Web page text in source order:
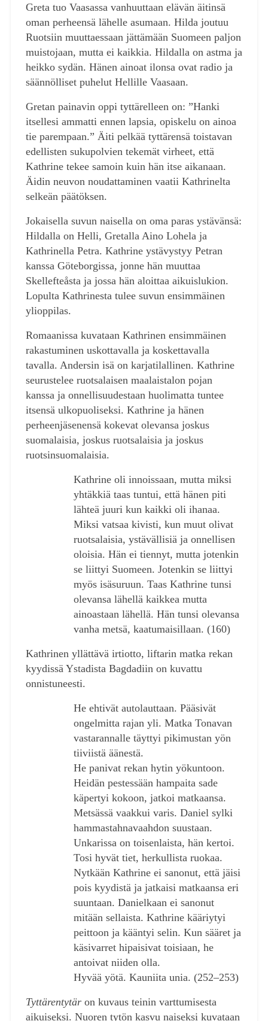
Greta tuo Vaasassa vanhuuttaan elävän äitinsä
oman perheensä lähelle asumaan. Hilda joutuu
Ruotsiin muuttaessaan jättämään Suomeen paljon
muistojaan, mutta ei kaikkia. Hildalla on astma ja
heikko sydän. Hänen ainoat ilonsa ovat radio ja
säännölliset puhelut Hellille Vaasaan.
Gretan painavin oppi tyttärelleen on: ”Hanki
itsellesi ammatti ennen lapsia, opiskelu on ainoa
tie parempaan.” Äiti pelkää tyttärensä toistavan
edellisten sukupolvien tekemät virheet, että
Kathrine tekee samoin kuin hän itse aikanaan.
Äidin neuvon noudattaminen vaatii Kathrinelta
selkeän päätöksen.
Jokaisella suvun naisella on oma paras ystävänsä:
Hildalla on Helli, Gretalla Aino Lohela ja
Kathrinella Petra. Kathrine ystävystyy Petran
kanssa Göteborgissa, jonne hän muuttaa
Skellefteåsta ja jossa hän aloittaa aikuislukion.
Lopulta Kathrinesta tulee suvun ensimmäinen
ylioppilas.
Romaanissa kuvataan Kathrinen ensimmäinen
rakastuminen uskottavalla ja koskettavalla
tavalla. Andersin isä on karjatilallinen. Kathrine
seurustelee ruotsalaisen maalaistalon pojan
kanssa ja onnellisuudestaan huolimatta tuntee
itsensä ulkopuoliseksi. Kathrine ja hänen
perheenjäsenensä kokevat olevansa joskus
suomalaisia, joskus ruotsalaisia ja joskus
ruotsinsuomalaisia.
Kathrine oli innoissaan, mutta miksi
yhtäkkiä taas tuntui, että hänen piti
lähteä juuri kun kaikki oli ihanaa.
Miksi vatsaa kivisti, kun muut olivat
ruotsalaisia, ystävällisiä ja onnellisen
oloisia. Hän ei tiennyt, mutta jotenkin
se liittyi Suomeen. Jotenkin se liittyi
myös isäsuruun. Taas Kathrine tunsi
olevansa lähellä kaikkea mutta
ainoastaan lähellä. Hän tunsi olevansa
vanha metsä, kaatumaisillaan. (160)
Kathrinen yllättävä irtiotto, liftarin matka rekan
kyydissä Ystadista Bagdadiin on kuvattu
onnistuneesti.
He ehtivät autolauttaan. Pääsivät
ongelmitta rajan yli. Matka Tonavan
vastarannalle täyttyi pikimustan yön
tiiviistä äänestä.
He panivat rekan hytin yökuntoon.
Heidän pestessään hampaita sade
käpertyi kokoon, jatkoi matkaansa.
Metsässä vaakkui varis. Daniel sylki
hammastahnavaahdon suustaan.
Unkarissa on toisenlaista, hän kertoi.
Tosi hyvät tiet, herkullista ruokaa.
Nytkään Kathrine ei sanonut, että jäisi
pois kyydistä ja jatkaisi matkaansa eri
suuntaan. Danielkaan ei sanonut
mitään sellaista. Kathrine kääriytyi
peittoon ja kääntyi selin. Kun sääret ja
käsivarret hipaisivat toisiaan, he
antoivat niiden olla.
Hyvää yötä. Kauniita unia. (252‒253)
Tyttärentytäron kuvaus teinin varttumisesta
aikuiseksi. Nuoren tytön kasvu naiseksi kuvataan